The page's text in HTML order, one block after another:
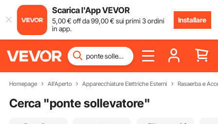
Scarica l'App VEVOR
5,00€ off da99,00€ sui primi 3 ordini
in app.
Installare
Homepage All'Aperto Apparecchiature Elettriche Esterni Rasaerba e
Cerca "ponte sollevatore"